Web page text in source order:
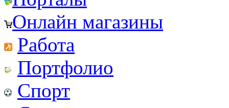
Онлайн магазины
Работа
Портфолио
Спорт